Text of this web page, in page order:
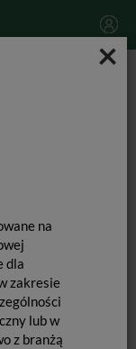
×
na
dla
zakresie
lub w
z branżą